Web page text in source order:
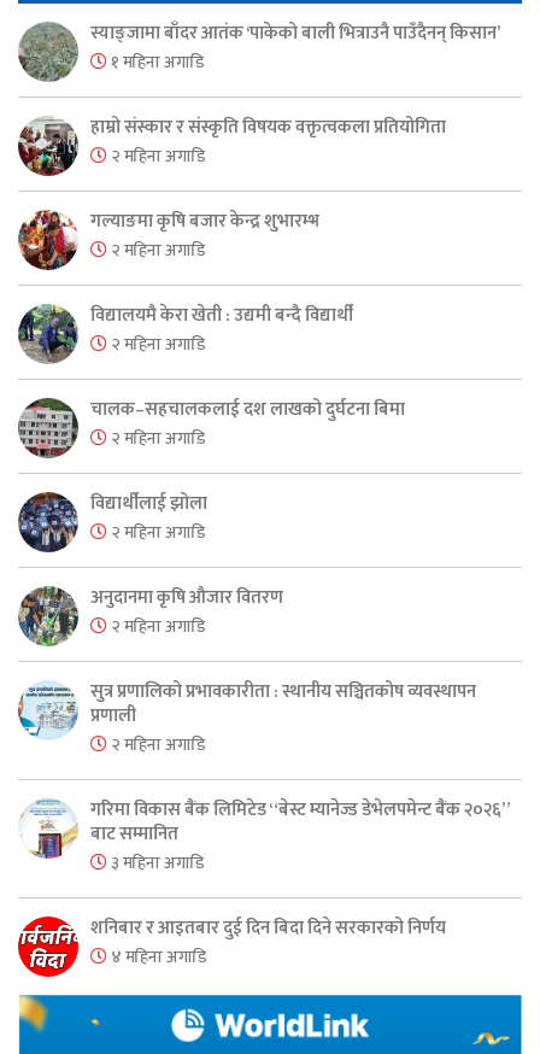
स्याङ्जामा बाँदर आतंक ‘पाकेको बाली भित्राउनै पाउँदैनन् किसान’
१ महिना अगाडि
हाम्रो संस्कार र संस्कृति विषयक वक्तृत्वकला प्रतियोगिता
२ महिना अगाडि
गल्याङमा कृषि बजार केन्द्र शुभारम्भ
२ महिना अगाडि
विद्यालयमै केरा खेती : उद्यमी बन्दै विद्यार्थी
२ महिना अगाडि
चालक–सहचालकलाई दश लाखको दुर्घटना बिमा
२ महिना अगाडि
विद्यार्थीलाई झोला
२ महिना अगाडि
अनुदानमा कृषि औजार वितरण
२ महिना अगाडि
सुत्र प्रणालिको प्रभावकारीता : स्थानीय सञ्चितकोष व्यवस्थापन
प्रणाली
२ महिना अगाडि
गरिमा विकास बैंक लिमिटेड “बेस्ट म्यानेज्ड डेभेलपमेन्ट बैंक २०२६”
बाट सम्मानित
३ महिना अगाडि
शनिबार र आइतबार दुई दिन बिदा दिने सरकारको निर्णय
४ महिना अगाडि